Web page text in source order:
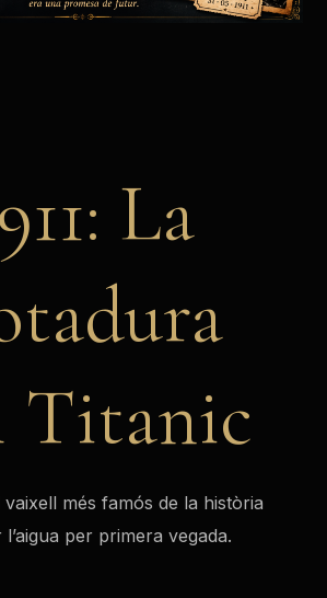
La
Titanic
vaixell més famós de la història
per primera vegada.